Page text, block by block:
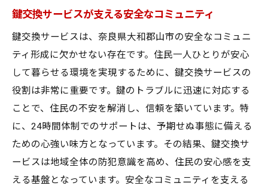
鍵交換サービスが支える安全なコミュニティ
鍵交換サービスは、奈良県大和郡山市の安全なコミュニ
ティ形成に欠かせない存在です。住民一人ひとりが安心
して暮らせる環境を実現するために、鍵交換サービスの
役割は非常に重要です。鍵のトラブルに迅速に対応する
ことで、住民の不安を解消し、信頼を築いています。特
に、24時間体制でのサポートは、予期せぬ事態に備える
ための心強い味方となっています。その結果、鍵交換サ
ービスは地域全体の防犯意識を高め、住民の安心感を支
える基盤となっています。安全なコミュニティを支える